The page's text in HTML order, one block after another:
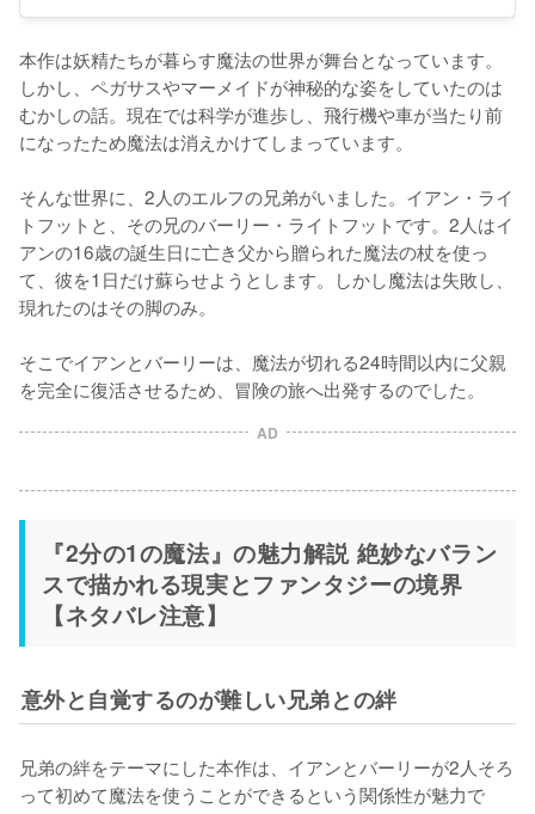
本作は妖精たちが暮らす魔法の世界が舞台となっています。
しかし、ペガサスやマーメイドが神秘的な姿をしていたのは
むかしの話。現在では科学が進歩し、飛行機や車が当たり前
になったため魔法は消えかけてしまっています。
そんな世界に、2人のエルフの兄弟がいました。イアン・ライ
トフットと、その兄のバーリー・ライトフットです。2人はイ
アンの16歳の誕生日に亡き父から贈られた魔法の杖を使っ
て、彼を1日だけ蘇らせようとします。しかし魔法は失敗し、
現れたのはその脚のみ。
そこでイアンとバーリーは、魔法が切れる24時間以内に父親
を完全に復活させるため、冒険の旅へ出発するのでした。
AD
『2分の1の魔法』の魅力解説 絶妙なバラン
スで描かれる現実とファンタジーの境界
【ネタバレ注意】
意外と自覚するのが難しい兄弟との絆
兄弟の絆をテーマにした本作は、イアンとバーリーが2人そろ
って初めて魔法を使うことができるという関係性が魅力で